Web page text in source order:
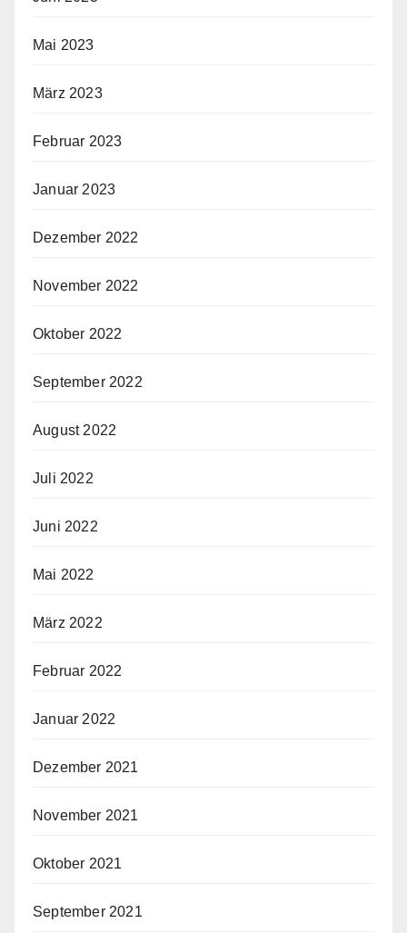
Mai 2023
März 2023
Februar 2023
Januar 2023
Dezember 2022
November 2022
Oktober 2022
September 2022
August 2022
Juli 2022
Juni 2022
Mai 2022
März 2022
Februar 2022
Januar 2022
Dezember 2021
November 2021
Oktober 2021
September 2021